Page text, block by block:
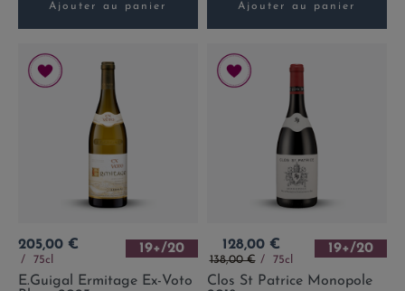
Ajouter au panier Ajouter au panier
Prix
205,00 €
75cl
19+/20
E.Guigal Ermitage Ex-Voto
Prix
128,00 €
Prix de base
138,00 € 75cl
19+/20
Clos St Patrice Monopole